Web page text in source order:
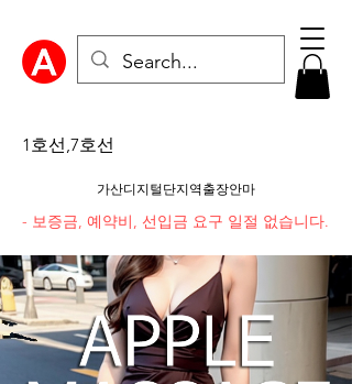
1호선,7호선
가산디지털단지역출장안마
- 보증금, 예약비, 선입금 요구 일절 없습니다.